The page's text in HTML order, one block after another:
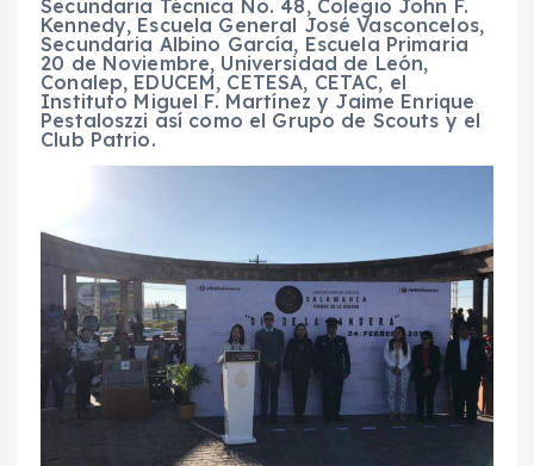
Secundaria Técnica No. 48, Colegio John F.
Kennedy, Escuela General José Vasconcelos,
Secundaria Albino García, Escuela Primaria
20 de Noviembre, Universidad de León,
Conalep, EDUCEM, CETESA, CETAC, el
Instituto Miguel F. Martínez y Jaime Enrique
Pestaloszzi así como el Grupo de Scouts y el
Club Patrio.